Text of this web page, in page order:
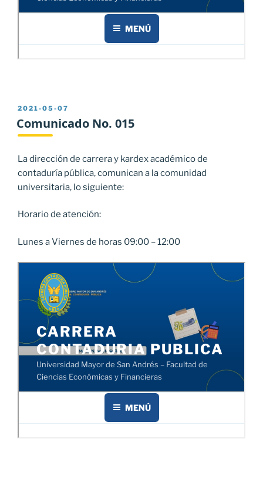
PUBLICADO
EL
2021-05-07
Comunicado No. 015
La dirección de carrera y kardex académico de
contaduría pública, comunican a la comunidad
universitaria, lo siguiente:
Horario de atención:
Lunes a Viernes de horas 09:00 – 12:00